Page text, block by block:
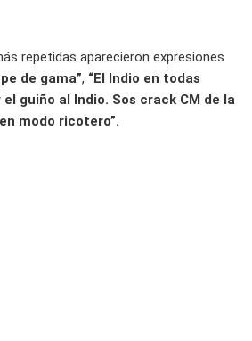
repetidas aparecieron expresiones
de gama”, “El Indio en todas
el guiño al Indio. Sos crack CM de la
modo ricotero”.